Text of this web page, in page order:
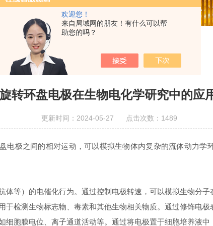
欢迎您！
来自局域网的朋友！有什么可以帮
助您的吗？
学研究中的应用与挑战
转环盘电极在生物电化学研究中的应
更新时间：2024-05-27 点击次数：1489
电极之间的相对运动，可以模拟生物体内复杂的流体动力
）的电催化行为。通过控制电极转速，可以模拟生物分子
测生物标志物、毒素和其他生物相关物质。通过修饰电极
膜电位、离子通道活动等。通过将电极置于细胞培养液